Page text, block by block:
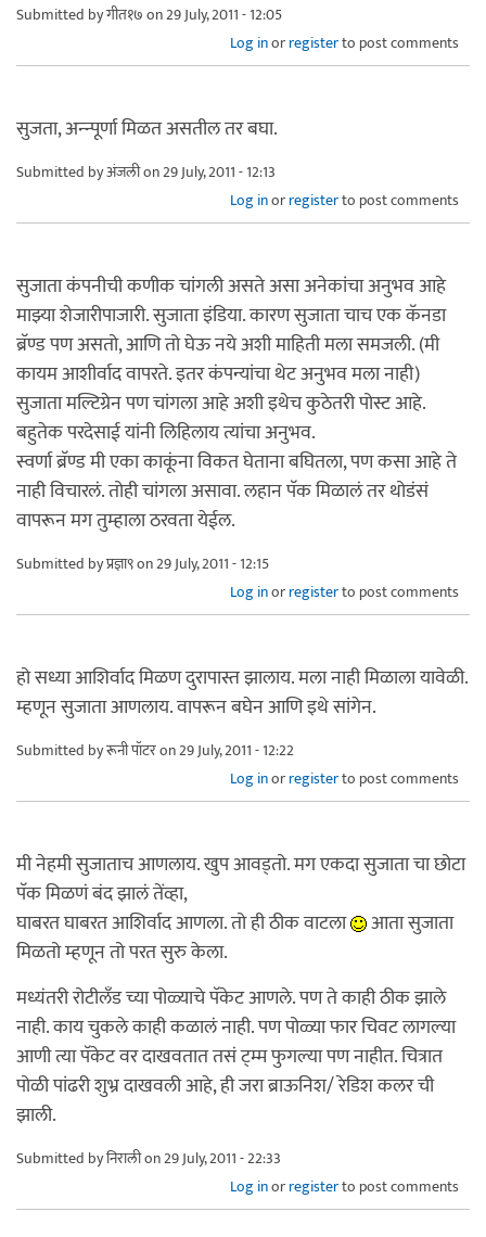
Submitted byगीत१७on 29 July, 2011 - 12:05
Log inorregisterto post comments
सुजता, अन्न्पूर्णा मिळत असतील तर बघा.
Submitted byअंजलीon 29 July, 2011 - 12:13
Log inorregisterto post comments
सुजाता कंपनीची कणीक चांगली असते असा अनेकांचा अनुभव आहे
माझ्या शेजारीपाजारी. सुजाता इंडिया. कारण सुजाता चाच एक कॅनडा
ब्रॅण्ड पण असतो, आणि तो घेऊ नये अशी माहिती मला समजली. (मी
कायम आशीर्वाद वापरते. इतर कंपन्यांचा थेट अनुभव मला नाही)
सुजाता मल्टिग्रेन पण चांगला आहे अशी इथेच कुठेतरी पोस्ट आहे.
बहुतेक परदेसाई यांनी लिहिलाय त्यांचा अनुभव.
स्वर्णा ब्रॅण्ड मी एका काकूंना विकत घेताना बघितला, पण कसा आहे ते
नाही विचारलं. तोही चांगला असावा. लहान पॅक मिळालं तर थोडंसं
वापरून मग तुम्हाला ठरवता येईल.
Submitted byप्रज्ञा९on 29 July, 2011 - 12:15
Log inorregisterto post comments
हो सध्या आशिर्वाद मिळण दुरापास्त झालाय. मला नाही मिळाला यावेळी.
म्हणून सुजाता आणलाय. वापरून बघेन आणि इथे सांगेन.
Submitted byरूनी पॉटरon 29 July, 2011 - 12:22
Log inorregisterto post comments
मी नेहमी सुजाताच आणलाय. खुप आवड्तो. मग एकदा सुजाता चा छोटा
पॅक मिळणं बंद झालं तेंव्हा,
घाबरत घाबरत आशिर्वाद आणला. तो ही ठीक वाटला
आता सुजाता
मिळतो म्हणून तो परत सुरु केला.
मध्यंतरी रोटीलँड च्या पोळ्याचे पॅकेट आणले. पण ते काही ठीक झाले
नाही. काय चुकले काही कळालं नाही. पण पोळ्या फार चिवट लागल्या
आणी त्या पॅकेट वर दाखवतात तसं ट्म्म फुगल्या पण नाहीत. चित्रात
पोळी पांढरी शुभ्र दाखवली आहे, ही जरा ब्राऊनिश/ रेडिश कलर ची
झाली.
Submitted byनिरालीon 29 July, 2011 - 22:33
Log inorregisterto post comments